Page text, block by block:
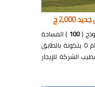
2,000 ج
(
100 ) المساحة
تطل على تشمل 2 نوم 1 حمام 0 بلكونة بالطابق
الشركة للإيجار